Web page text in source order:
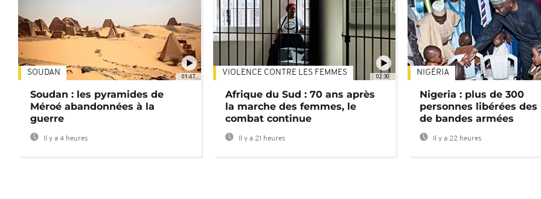
01:47
SOUDAN
Soudan : les pyramides de
Méroé abandonnées à la
guerre
Il y a 4 heures
02:30
VIOLENCE CONTRE LES FEMMES
Afrique du Sud : 70 ans après
la marche des femmes, le
combat continue
Il y a 21 heures
NIGÉRIA
Nigeria : plus de 300
personnes libérées des
de bandes armées
Il y a 22 heures